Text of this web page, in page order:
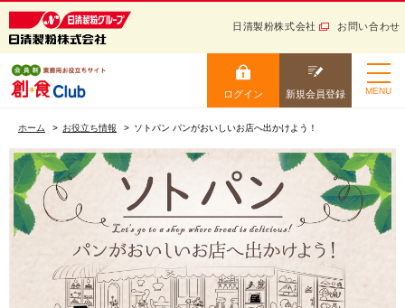
日清製粉グループ 健康と信
頼をお届けする
制業務用お役立ちサイト
日清製粉株式会社 お問い合わせ
ログイン
会員IDを保存する
ログイン 新規会員登録 MENU
ログイン 新規会員登録
ニュース・トレンド
レシピ
お役立ち情報
学ぶ
ホーム お役立ち情報 ソトパン パンがおいしいお店へ出かけよう！